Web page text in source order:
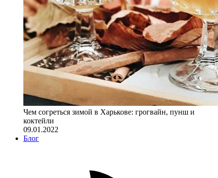
Чем согреться зимой в Харькове: грогвайн, пунш и
коктейли
09.01.2022
Блог